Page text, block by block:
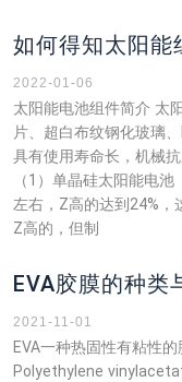
如何得知太阳能
2022-01-06
太阳能电池组件简介 太
片、超白布纹钢化玻璃
具有使用寿命长，机械
（1）单晶硅太阳能电
左右，Z高的达到24%，
Z高的，但制
EVA胶膜的种类
2021-11-01
EVA一种热固性有粘性
Polyethylene